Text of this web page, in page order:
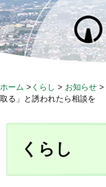
S
k
i
p
c
ホーム > くらし > お知らせ >
取る」と誘われたら相談を
くらし